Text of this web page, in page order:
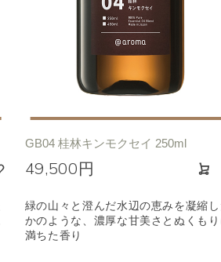
GB04 桂林キンモクセイ 250ml
49,500円
緑の山々と澄んだ水辺の恵みを凝縮し
かのような、濃厚な甘美さとぬくもり
満ちた香り